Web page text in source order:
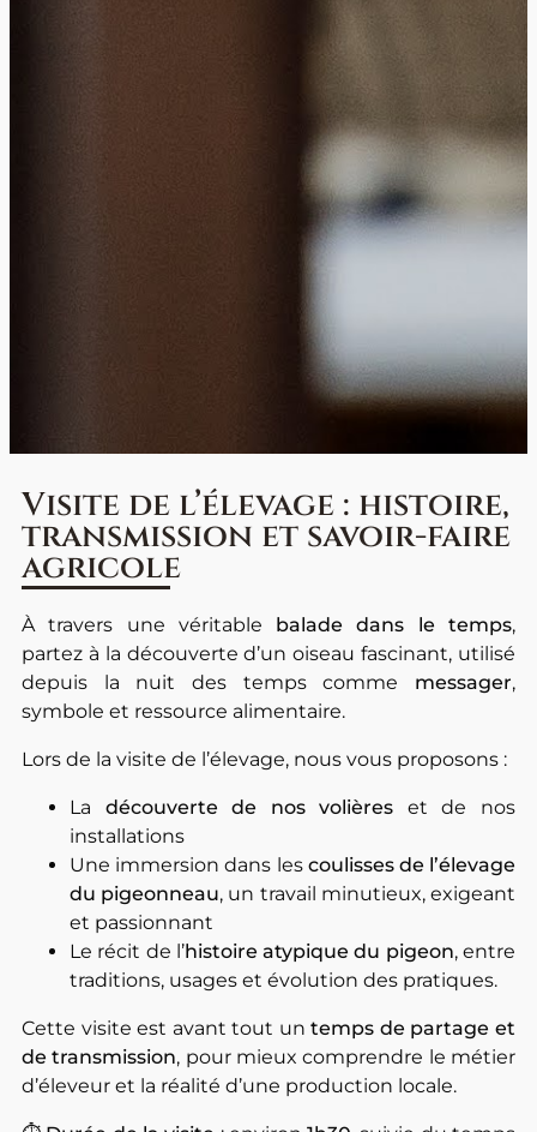
Visite de l’élevage : histoire,
transmission et savoir-faire
agricole
À travers une véritable balade dans le temps,
partez à la découverte d’un oiseau fascinant, utilisé
depuis la nuit des temps comme messager,
symbole et ressource alimentaire.
Lors de la visite de l’élevage, nous vous proposons :
La découverte de nos volières et de nos
installations
Une immersion dans les coulisses de l’élevage
du pigeonneau, un travail minutieux, exigeant
et passionnant
Le récit de l’histoire atypique du pigeon, entre
traditions, usages et évolution des pratiques.
Cette visite est avant tout untemps de partage et
de transmission, pour mieux comprendre le métier
d’éleveur et la réalité d’une production locale.